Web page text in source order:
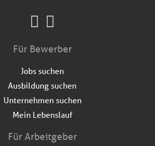
Für Bewerber
Jobs suchen
Ausbildung suchen
Unternehmen suchen
Mein Lebenslauf
Für Arbeitgeber